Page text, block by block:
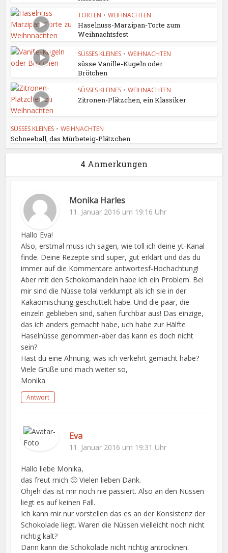
TORTEN • WEIHNACHTEN
Haselnuss-Marzipan-Torte zum
Weihnachtsfest
SÜSSES KLEINES • WEIHNACHTEN
süsse Vanille-Kugeln oder
Brötchen
SÜSSES KLEINES • WEIHNACHTEN
Zitronen-Plätzchen, ein Klassiker
SÜSSES KLEINES • WEIHNACHTEN
Schneeball, das Mürbeteig-Plätzchen
4 Anmerkungen
Monika Harles
11. Januar 2016 um 19:16 Uhr
Hallo Eva!
Also, erstmal muss ich sagen, wie toll ich deine yt-Kanal
finde. Deine Rezepte sind super, gut erklärt und das du
immer auf die Kommentare antwortesf-Hochachtung!
Aber mit den Schokomandeln habe ich ein Problem. Bei
mir sind die Nüsse tolal verklumpt als ich sie in der
Kakaomischung geschüttelt habe. Und die paar, die
einzeln geblieben sind, sahen furchbar aus! Das einzige,
das ich anders gemacht habe, uch habe zur Hälfte
Haselnüsse genommen-aber das kann es doch nicht
sein?
Hast du eine Ahnung, was ich verkehrt gemacht habe?
Viele Grüße und mach weiter so,
Monika
Antwort
Eva
11. Januar 2016 um 19:31 Uhr
Hallo liebe Monika,
das freut mich 🙂 Vielen lieben Dank.
Ohjeh das ist mir noch nie passiert. Also an den Nüssen
liegt es auf keinen Fall.
Ich kann mir nur vorstellen das es an der Konsistenz der
Schokolade liegt. Waren die Nüssen vielleicht noch nicht
richtig kalt?
Dann kann die Schokolade nicht richtig antrocknen.